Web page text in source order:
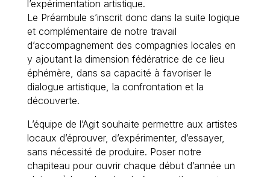
l’expérimentation artistique.
Le Préambule s’inscrit donc dans la suite logique
et complémentaire de notre travail
d’accompagnement des compagnies locales en
y ajoutant la dimension fédératrice de ce lieu
éphémère, dans sa capacité à favoriser le
dialogue artistique, la confrontation et la
découverte.
L’équipe de l’Agit souhaite permettre aux artistes
locaux d’éprouver, d’expérimenter, d’essayer,
sans nécessité de produire. Poser notre
chapiteau pour ouvrir chaque début d’année un